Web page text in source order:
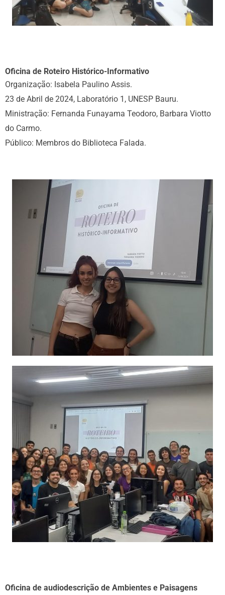
Oficina de Roteiro Histórico-Informativo
Organização: Isabela Paulino Assis.
23 de Abril de 2024, Laboratório 1, UNESP Bauru.
Ministração: Fernanda Funayama Teodoro, Barbara Viotto
do Carmo.
Público: Membros do Biblioteca Falada.
Oficina de audiodescrição de Ambientes e Paisagens